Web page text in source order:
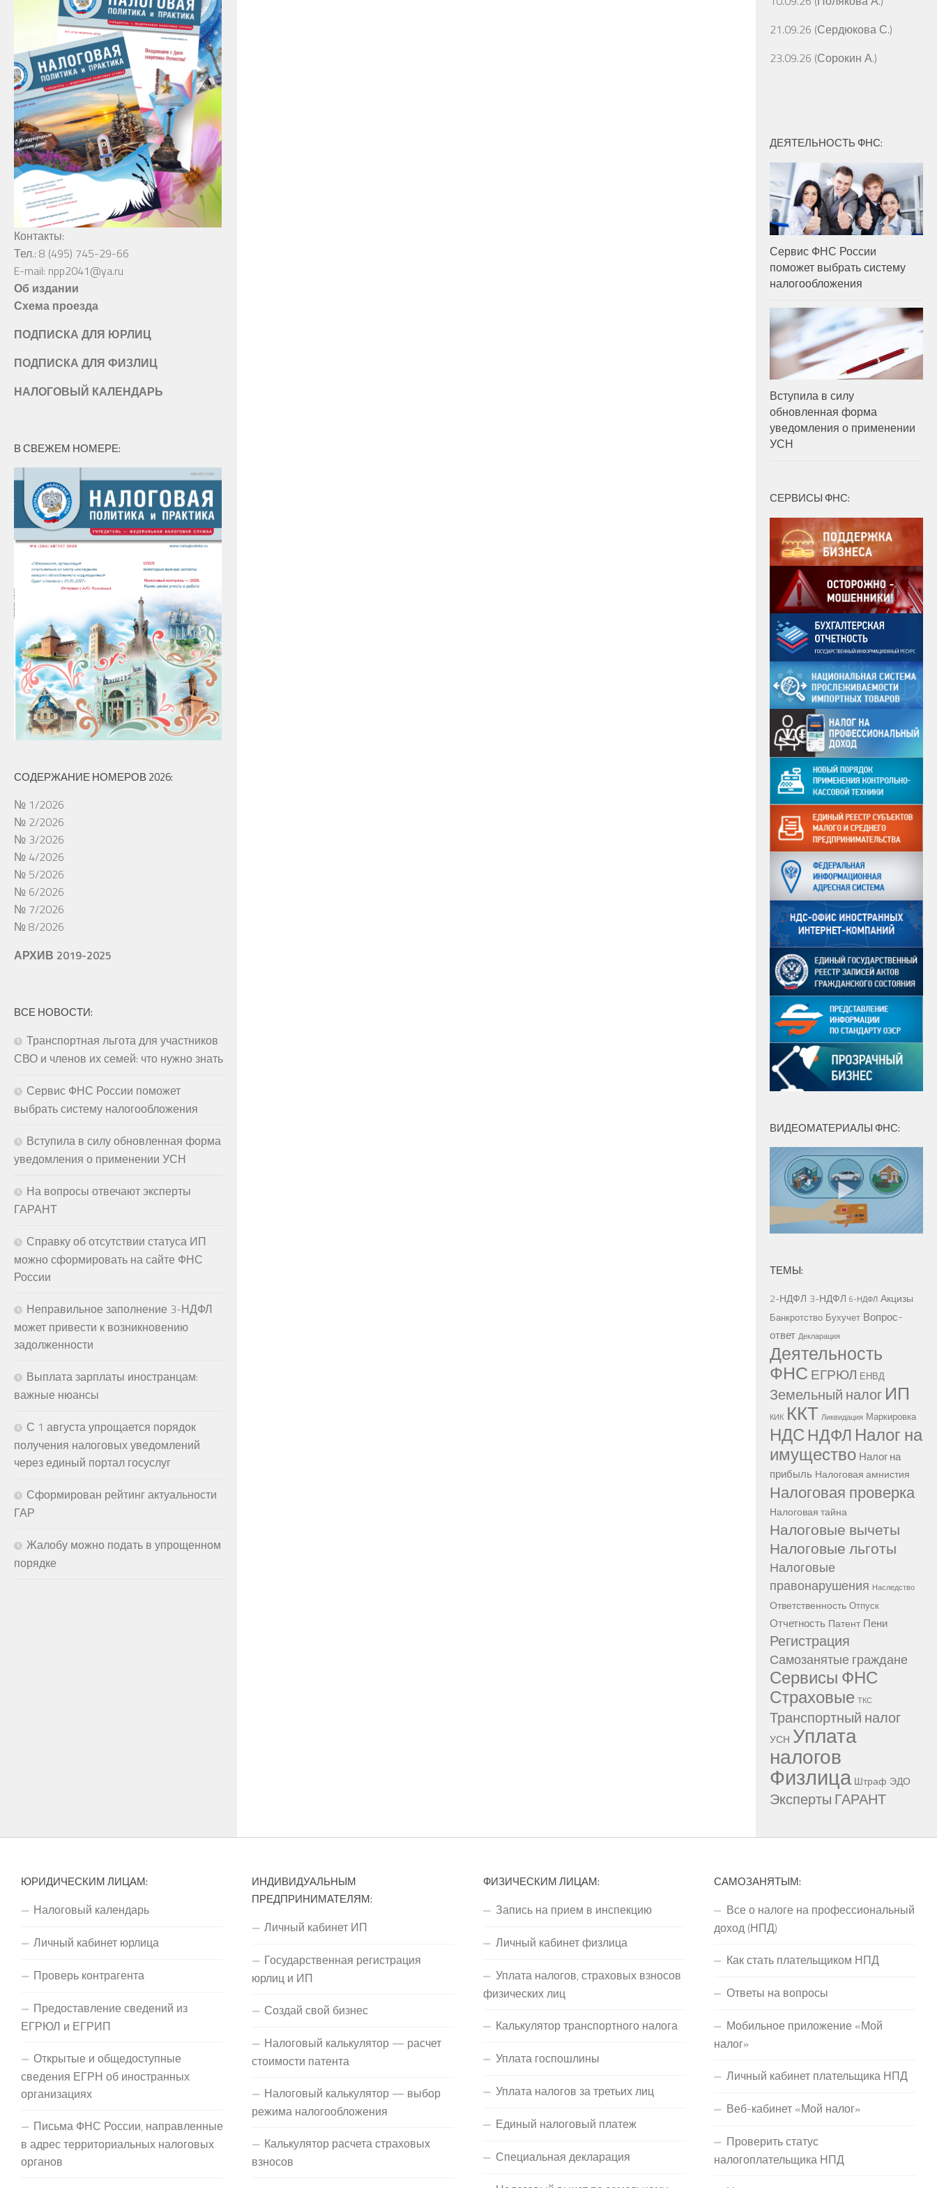
Контакты:
Тел.: 8 (495) 745-29-66
E-mail: npp2041@ya.ru
Об издании
Схема проезда
ПОДПИСКА ДЛЯ ЮРЛИЦ
ПОДПИСКА ДЛЯ ФИЗЛИЦ
НАЛОГОВЫЙ КАЛЕНДАРЬ
В СВЕЖЕМ НОМЕРЕ:
СОДЕРЖАНИЕ НОМЕРОВ 2026:
№ 1/2026
№ 2/2026
№ 3/2026
№ 4/2026
№ 5/2026
№ 6/2026
№ 7/2026
№ 8/2026
АРХИВ 2019-2025
ВСЕ НОВОСТИ:
Транспортная льгота для участников
СВО и членов их семей: что нужно знать
Сервис ФНС России поможет
выбрать систему налогообложения
Вступила в силу обновленная форма
уведомления о применении УСН
На вопросы отвечают эксперты
ГАРАНТ
Справку об отсутствии статуса ИП
можно сформировать на сайте ФНС
России
Неправильное заполнение 3-НДФЛ
может привести к возникновению
задолженности
Выплата зарплаты иностранцам:
важные нюансы
С 1 августа упрощается порядок
получения налоговых уведомлений
через единый портал госуслуг
Сформирован рейтинг актуальности
ГАР
Жалобу можно подать в упрощенном
порядке
21.09.26 (Сердюкова С.)
23.09.26 (Сорокин А.)
ДЕЯТЕЛЬНОСТЬ ФНС:
Сервис ФНС России
поможет выбрать систему
налогообложения
Вступила в силу
обновленная форма
уведомления о применении
УСН
СЕРВИСЫ ФНС:
ВИДЕОМАТЕРИАЛЫ ФНС:
ТЕМЫ:
2-НДФЛ 3-НДФЛ 6-НДФЛ Акцизы
Банкротство Бухучет Вопрос-
ответ Декларация
Деятельность
ФНС ЕГРЮЛ ЕНВД
Земельный налог ИП
КИК ККТ Ликвидация Маркировка
НДС НДФЛ Налог на
имущество Налог на
прибыль Налоговая амнистия
Налоговая проверка
Налоговая тайна
Налоговые вычеты
Налоговые льготы
Налоговые
правонарушения Наследство
Ответственность Отпуск
Отчетность Патент Пени
Регистрация
Самозанятые граждане
Сервисы ФНС
Страховые ТКС
Транспортный налог
УСН Уплата
налогов
Физлица Штраф ЭДО
Эксперты ГАРАНТ
ЮРИДИЧЕСКИМ ЛИЦАМ:
Налоговый календарь
Личный кабинет юрлица
Проверь контрагента
Предоставление сведений из
ЕГРЮЛ и ЕГРИП
Открытые и общедоступные
сведения ЕГРН об иностранных
организациях
Письма ФНС России, направленные
в адрес территориальных налоговых
органов
ИНДИВИДУАЛЬНЫМ
ПРЕДПРИНИМАТЕЛЯМ:
Личный кабинет ИП
Государственная регистрация
юрлиц и ИП
Создай свой бизнес
Налоговый калькулятор — расчет
стоимости патента
Налоговый калькулятор — выбор
режима налогообложения
Калькулятор расчета страховых
взносов
ФИЗИЧЕСКИМ ЛИЦАМ:
Запись на прием в инспекцию
Личный кабинет физлица
Уплата налогов, страховых взносов
физических лиц
Калькулятор транспортного налога
Уплата госпошлины
Уплата налогов за третьих лиц
Единый налоговый платеж
Специальная декларация
САМОЗАНЯТЫМ:
Все о налоге на профессиональный
доход (НПД)
Как стать плательщиком НПД
Ответы на вопросы
Мобильное приложение «Мой
налог»
Личный кабинет плательщика НПД
Веб-кабинет «Мой налог»
Проверить статус
налогоплательщика НПД